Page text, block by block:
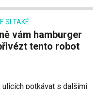
SI TAKÉ
tento robot
ulicích potkávat s dalšími